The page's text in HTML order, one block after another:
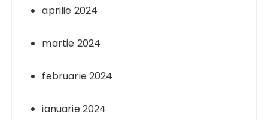
aprilie 2024
martie 2024
februarie 2024
ianuarie 2024